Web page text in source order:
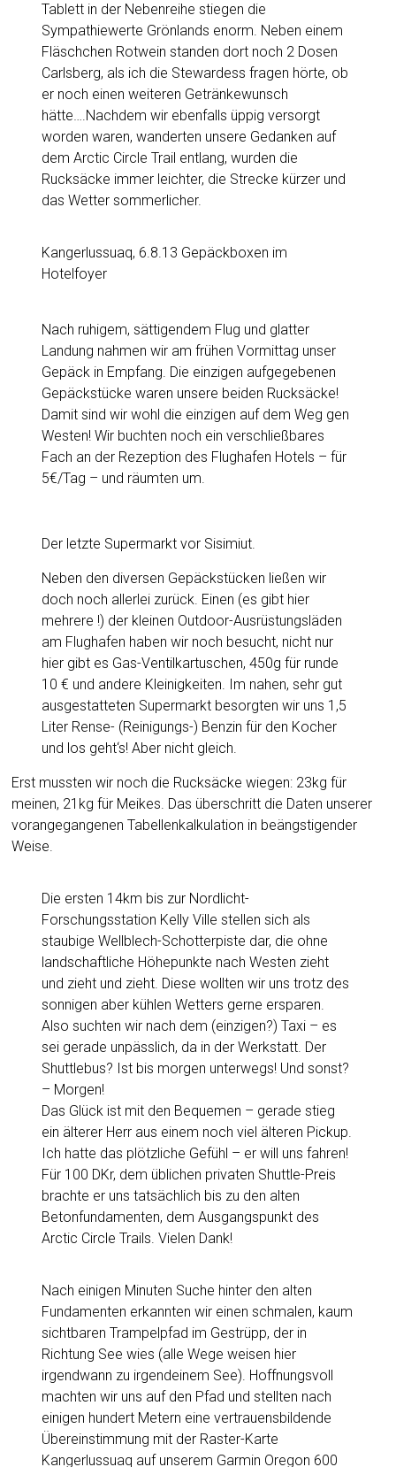
Tablett in der Nebenreihe stiegen die
Sympathiewerte Grönlands enorm. Neben einem
Fläschchen Rotwein standen dort noch 2 Dosen
Carlsberg, als ich die Stewardess fragen hörte, ob
er noch einen weiteren Getränkewunsch
hätte….Nachdem wir ebenfalls üppig versorgt
worden waren, wanderten unsere Gedanken auf
dem Arctic Circle Trail entlang, wurden die
Rucksäcke immer leichter, die Strecke kürzer und
das Wetter sommerlicher.
Kangerlussuaq, 6.8.13 Gepäckboxen im
Hotelfoyer
Nach ruhigem, sättigendem Flug und glatter
Landung nahmen wir am frühen Vormittag unser
Gepäck in Empfang. Die einzigen aufgegebenen
Gepäckstücke waren unsere beiden Rucksäcke!
Damit sind wir wohl die einzigen auf dem Weg gen
Westen! Wir buchten noch ein verschließbares
Fach an der Rezeption des Flughafen Hotels – für
5€/Tag – und räumten um.
Der letzte Supermarkt vor Sisimiut.
Neben den diversen Gepäckstücken ließen wir
doch noch allerlei zurück. Einen (es gibt hier
mehrere !) der kleinen Outdoor-Ausrüstungsläden
am Flughafen haben wir noch besucht, nicht nur
hier gibt es Gas-Ventilkartuschen, 450g für runde
10 € und andere Kleinigkeiten. Im nahen, sehr gut
ausgestatteten Supermarkt besorgten wir uns 1,5
Liter Rense- (Reinigungs-) Benzin für den Kocher
und los geht‘s! Aber nicht gleich.
Erst mussten wir noch die Rucksäcke wiegen: 23kg für
meinen, 21kg für Meikes. Das überschritt die Daten unserer
vorangegangenen Tabellenkalkulation in beängstigender
Weise.
Die ersten 14km bis zur Nordlicht-
Forschungsstation Kelly Ville stellen sich als
staubige Wellblech-Schotterpiste dar, die ohne
landschaftliche Höhepunkte nach Westen zieht
und zieht und zieht. Diese wollten wir uns trotz des
sonnigen aber kühlen Wetters gerne ersparen.
Also suchten wir nach dem (einzigen?) Taxi – es
sei gerade unpässlich, da in der Werkstatt. Der
Shuttlebus? Ist bis morgen unterwegs! Und sonst?
– Morgen!
Das Glück ist mit den Bequemen – gerade stieg
ein älterer Herr aus einem noch viel älteren Pickup.
Ich hatte das plötzliche Gefühl – er will uns fahren!
Für 100 DKr, dem üblichen privaten Shuttle-Preis
brachte er uns tatsächlich bis zu den alten
Betonfundamenten, dem Ausgangspunkt des
Arctic Circle Trails. Vielen Dank!
Nach einigen Minuten Suche hinter den alten
Fundamenten erkannten wir einen schmalen, kaum
sichtbaren Trampelpfad im Gestrüpp, der in
Richtung See wies (alle Wege weisen hier
irgendwann zu irgendeinem See). Hoffnungsvoll
machten wir uns auf den Pfad und stellten nach
einigen hundert Metern eine vertrauensbildende
Übereinstimmung mit der Raster-Karte
Kangerlussuaq auf unserem Garmin Oregon 600